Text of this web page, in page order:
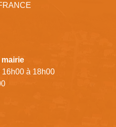
16h00 à 18h00